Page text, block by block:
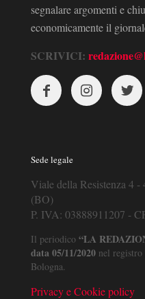
segnalare argomenti e
economicamente il
SCRIVICI:
Sede legale
Viale della Resistenza 4
(BO)
P. IVA: 03888911207 -
Il periodico “LA
data 05/11/2020 nel
Bologna.
Privacy e Cookie policy